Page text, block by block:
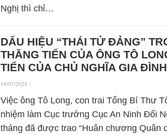
Nghị thì chỉ…
DẤU HIỆU “THÁI TỬ ĐẢNG”
THĂNG TIẾN CỦA ÔNG TÔ
TIẾN CỦA CHỦ NGHĨA GIA
18/07/2025 |
Việc ông Tô Long, con trai Tổng Bí Thư
nhiệm làm Cục trưởng Cục An Ninh Đối
tháng đã được trao “Huân chương Quân